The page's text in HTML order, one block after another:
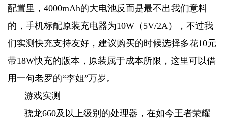
配置里，4000mAh的大电池反而是最不出我们意料
的，手机标配原装充电器为10W（5V/2A），不过我
们实测快充支持友好，建议购买的时候选择多花10元
带18W快充的版本，原装属于成本所限，这里可以借
用一句老罗的“李姐”万岁。
游戏实测
骁龙660及以上级别的处理器，在如今王者荣耀